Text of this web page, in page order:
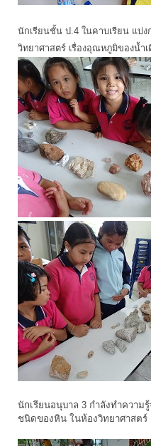
นักเรียนชั้น ป.4 ในคาบเรียน แบ่
วิทยาศาสตร์ เรื่องอุณหภูมิของน้ำเ
นักเรียนอนุบาล 3 กำลังทำความ
ชนิดของหิน ในห้องวิทยาศาสตร์